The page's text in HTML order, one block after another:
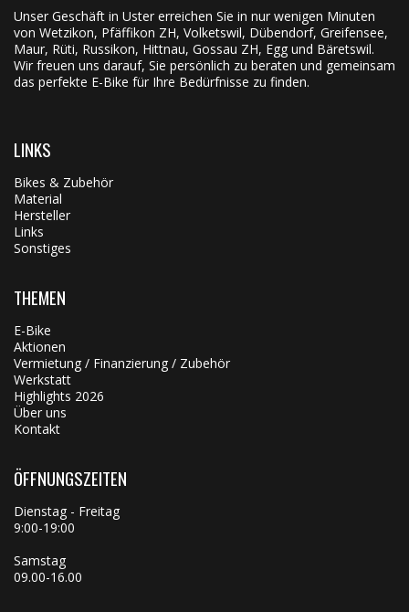
Unser Geschäft in Uster erreichen Sie in nur wenigen Minuten
von Wetzikon, Pfäffikon ZH, Volketswil, Dübendorf, Greifensee,
Maur, Rüti, Russikon, Hittnau, Gossau ZH, Egg und Bäretswil.
Wir freuen uns darauf, Sie persönlich zu beraten und gemeinsam
das perfekte E-Bike für Ihre Bedürfnisse zu finden.
LINKS
Bikes & Zubehör
Material
Hersteller
Links
Sonstiges
THEMEN
E-Bike
Aktionen
Vermietung / Finanzierung / Zubehör
Werkstatt
Highlights 2026
Über uns
Kontakt
ÖFFNUNGSZEITEN
Dienstag - Freitag
9:00-19:00
Samstag
09.00-16.00